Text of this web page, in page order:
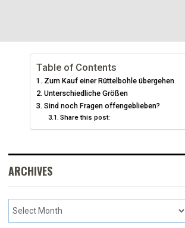
Table of Contents
Zum Kauf einer Rüttelbohle übergehen
Unterschiedliche Größen
Sind noch Fragen offengeblieben?
Share this post:
ARCHIVES